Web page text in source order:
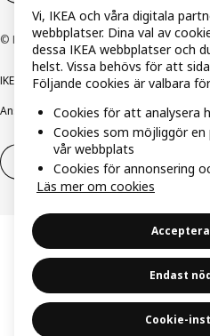
© Inter IKEA Systems B.V. 1999-2026
IKEA Family integritetspolicy
Ansvarsfullt avslöjandepolicyE-postKöp-
Utöva ångerrätt Utöva
Vi, IKEA och våra digitala
webbplatser. Dina val av
dessa IKEA webbplatser och
helst. Vissa behövs för att
Följande cookies är valbara
Cookies för att analysera
Cookies som möjliggör en
vår webbplats
Cookies för annonsering
Läs mer om cookies
Endast
Cookie-